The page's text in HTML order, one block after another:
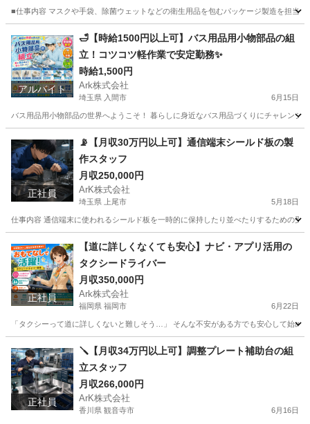
■仕事内容 マスクや手袋、除菌ウェットなどの衛生用品を包むパッケージ製造を担
工場 パッケージ
アルバイト
🛁【時給1500円以上可】バス用品用小物部品の組
立！コツコツ軽作業で安定勤務✨
時給1,500円
Ark株式会社
埼玉県 入間市 6月15日
バス用品用小物部品の世界へようこそ！ 暮らしに身近なバス用品づくりにチャレン
工場 時給
正社員
📡【月収30万円以上可】通信端末シールド板の製
作スタッフ
月収250,000円
ArK株式会社
埼玉県 上尾市 5月18日
仕事内容 通信端末に使われるシールド板を一時的に保持したり並べたりするための
工場
正社員
【道に詳しくなくても安心】ナビ・アプリ活用の
タクシードライバー
月収350,000円
Ark株式会社
福岡県 福岡市 6月22日
「タクシーって道に詳しくないと難しそう…」 そんな不安がある方でも安心して始
ドライバー 未経験
正社員
🪛【月収34万円以上可】調整プレート補助台の組
立スタッフ
月収266,000円
ArK株式会社
香川県 観音寺市 6月16日